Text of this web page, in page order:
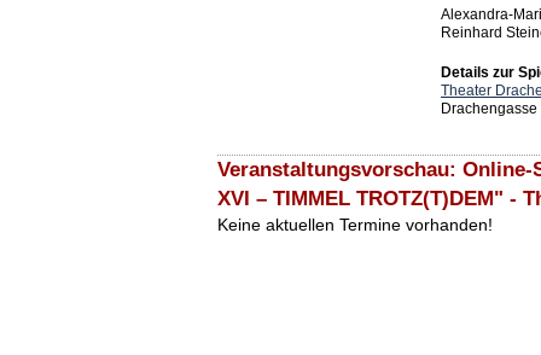
Alexandra-
Reinhard
Details zur
Theater
Veranstaltungsvorschau:
XVI – TIMMEL TROTZ(T)DEM" -
Keine aktuellen Termine vorhanden!